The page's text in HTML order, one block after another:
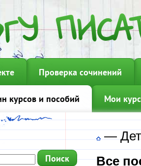
Проверка сочинений
курсов и пособий Мои
—
Все